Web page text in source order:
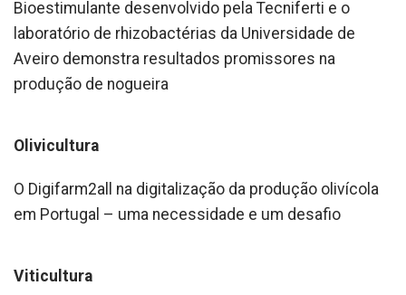
Bioestimulante desenvolvido pela Tecniferti e o
laboratório de rhizobactérias da Universidade de
Aveiro demonstra resultados promissores na
produção de nogueira
Olivicultura
O Digifarm2all na digitalização da produção olivícola
em Portugal – uma necessidade e um desafio
Viticultura